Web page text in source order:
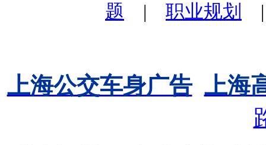
题 | 职业规划
上海公交车身广告 上海